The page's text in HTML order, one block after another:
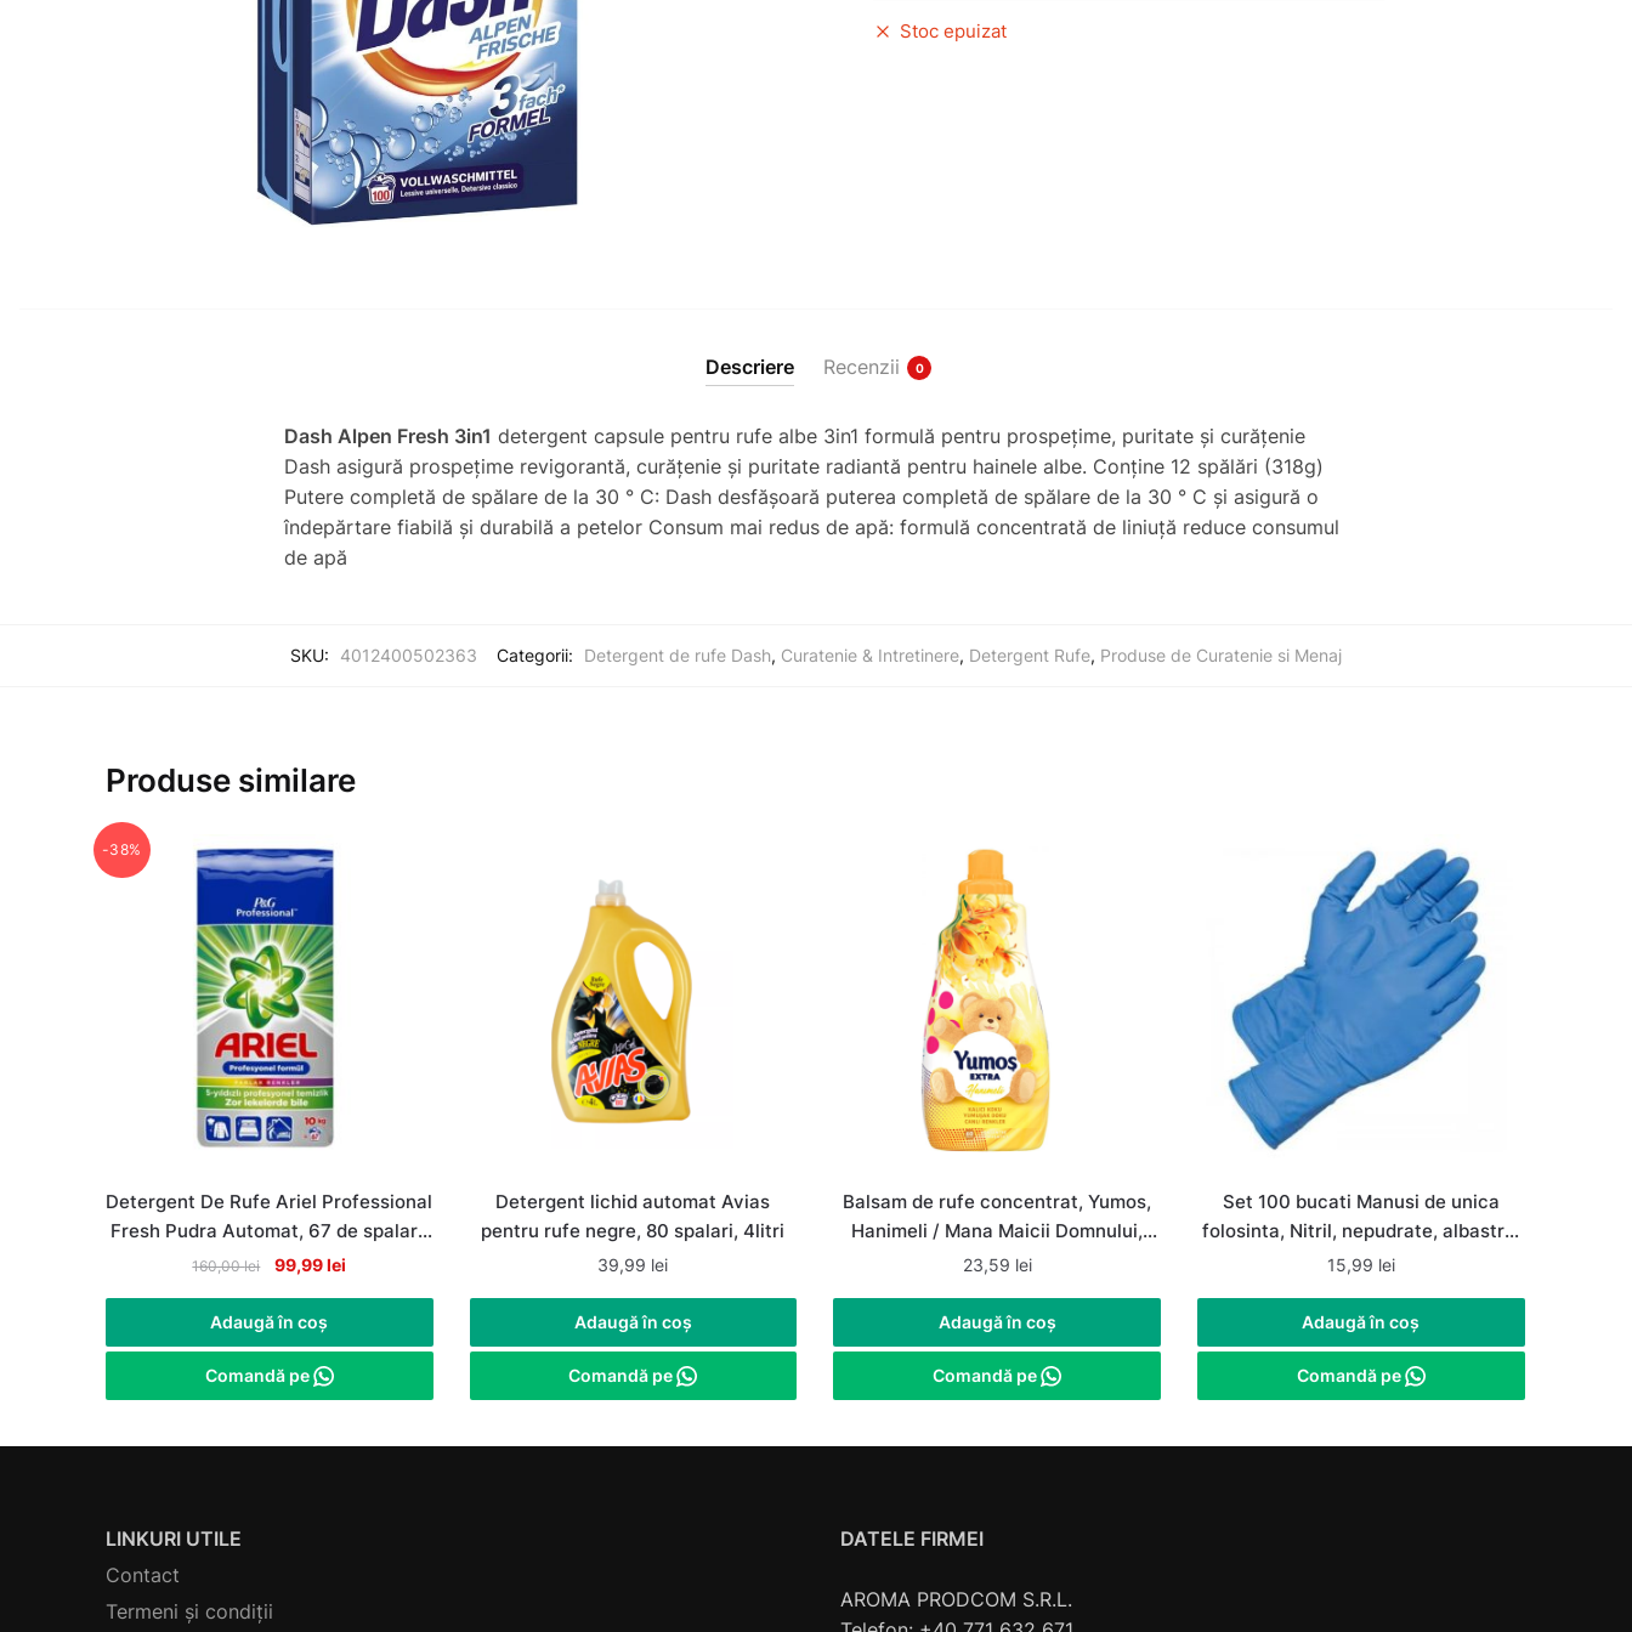
Stoc epuizat
Descriere Recenzii 0
Dash Alpen Fresh 3in1 detergent capsule pentru rufe albe 3in1 formulă pentru prospețime, puritate și curățenie
Dash asigură prospețime revigorantă, curățenie și puritate radiantă pentru hainele albe. Conține 12 spălări (318g)
Putere completă de spălare de la 30 ° C: Dash desfășoară puterea completă de spălare de la 30 ° C și asigură o
îndepărtare fiabilă și durabilă a petelor Consum mai redus de apă: formulă concentrată de liniuță reduce consumul
de apă
SKU: 4012400502363 Categorii: Detergent de rufe Dash, Curatenie & Intretinere, Detergent Rufe, Produse de Curatenie si Menaj
Produse similare
-38%
Detergent De Rufe Ariel Professional
Fresh Pudra Automat, 67 de spalari,
10Kg
160,00lei
Original
was:
160,00 lei.
99,99lei
99,99 lei.
Adaugă în coș
Comandă pe
Detergent lichid automat Avias
pentru rufe negre, 80 spalari, 4litri
39,99 lei
Adaugă în coș
Comandă pe
Balsam de rufe concentrat, Yumos,
Hanimeli / Mana Maicii Domnului,
1.44 L, 60 spalari
23,59 lei
Adaugă în coș
Comandă pe
Set 100 bucati Manusi de unica
folosinta, Nitril, nepudrate, albastre,
marimea M
15,99 lei
Adaugă în coș
Comandă pe
LINKURI UTILE
Contact
Termeni și condiții
DATELE FIRMEI
AROMA PRODCOM S.R.L.